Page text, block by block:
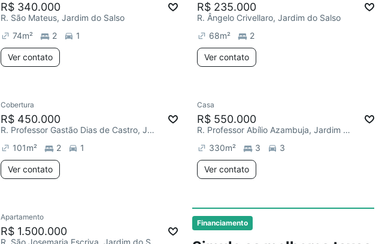
Financiamento
R$ 340.000
R. São Mateus, Jardim do Salso
74m² 2 1
Ver contato
R$ 235.000
R. Ângelo Crivellaro, Jardim do Salso
68m² 2
Ver contato
Chegou este mês
Cobertura
R$ 450.000
R. Professor Gastão Dias de Castro, Jardim do Salso
101m² 2 1
Ver contato
Casa
R$ 550.000
R. Professor Abílio Azambuja, Jardim do Salso
330m² 3 3
Ver contato
Redecorar
Apartamento
R$ 1.500.000
R. São Josemaria Escriva, Jardim do Salso